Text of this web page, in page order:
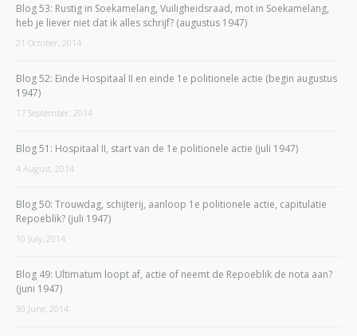
Blog 53: Rustig in Soekamelang, Vuiligheidsraad, mot in Soekamelang,
heb je liever niet dat ik alles schrijf? (augustus 1947)
21 October, 2014
Blog 52: Einde Hospitaal II en einde 1e politionele actie (begin augustus
1947)
17 September, 2014
Blog 51: Hospitaal II, start van de 1e politionele actie (juli 1947)
4 August, 2014
Blog 50: Trouwdag, schijterij, aanloop 1e politionele actie, capitulatie
Repoeblik? (juli 1947)
10 July, 2014
Blog 49: Ultimatum loopt af, actie of neemt de Repoeblik de nota aan?
(juni 1947)
30 June, 2014